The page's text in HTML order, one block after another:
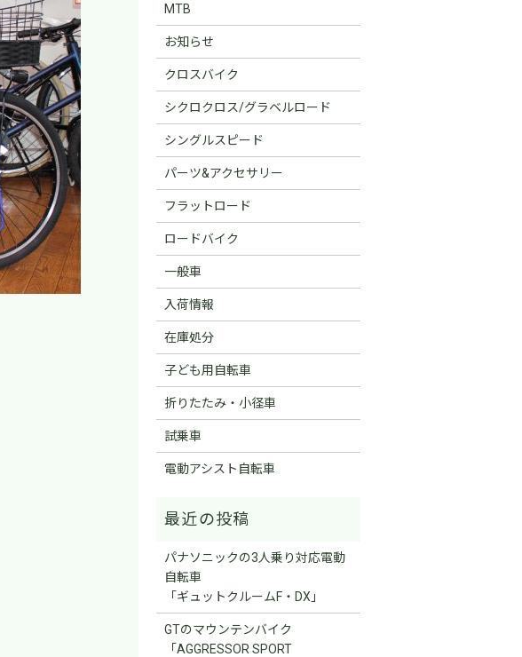
MTB
お知らせ
クロスバイク
シクロクロス/グラベルロード
シングルスピード
パーツ&アクセサリー
フラットロード
ロードバイク
一般車
入荷情報
在庫処分
子ども用自転車
折りたたみ・小径車
試乗車
電動アシスト自転車
パナソニックの3人乗り対応電動
自転車
「ギュットクルームF・DX」
GTのマウンテンバイク
「AGGRESSOR SPORT